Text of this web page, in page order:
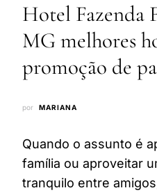
Hotel Fazenda
MG melhores
promoção de
por MARIANA
Quando o assunto é
família ou aproveitar
tranquilo entre